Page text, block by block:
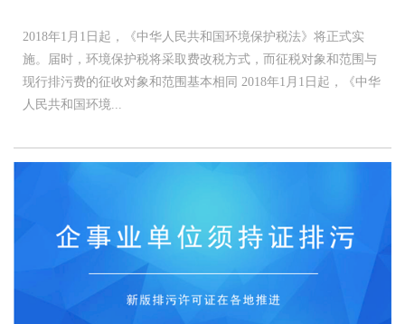
2018年1月1日起，《中华人民共和国环境保护税法》将正式实
施。届时，环境保护税将采取费改税方式，而征税对象和范围与
现行排污费的征收对象和范围基本相同 2018年1月1日起，《中华
人民共和国环境...